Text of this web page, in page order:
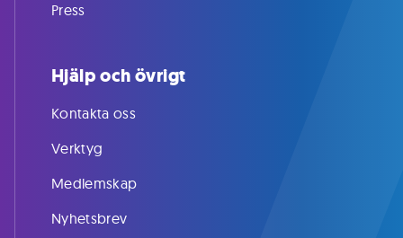
Press
Hjälp och övrigt
Kontakta oss
Verktyg
Medlemskap
Nyhetsbrev